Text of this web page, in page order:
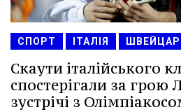
СПОРТ ІТАЛІЯ
Скаути італійського
спостерігали за грою
зустрічі з